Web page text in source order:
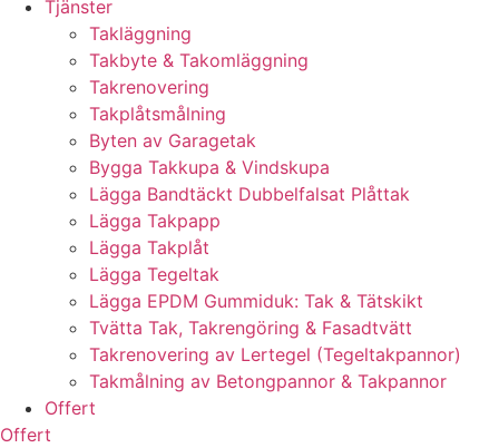
Tjänster
Takläggning
Takbyte & Takomläggning
Takrenovering
Takplåtsmålning
Byten av Garagetak
Bygga Takkupa & Vindskupa
Lägga Bandtäckt Dubbelfalsat Plåttak
Lägga Takpapp
Lägga Takplåt
Lägga Tegeltak
Lägga EPDM Gummiduk: Tak & Tätskikt
Tvätta Tak, Takrengöring & Fasadtvätt
Takrenovering av Lertegel (Tegeltakpannor)
Takmålning av Betongpannor & Takpannor
Offert
Offert